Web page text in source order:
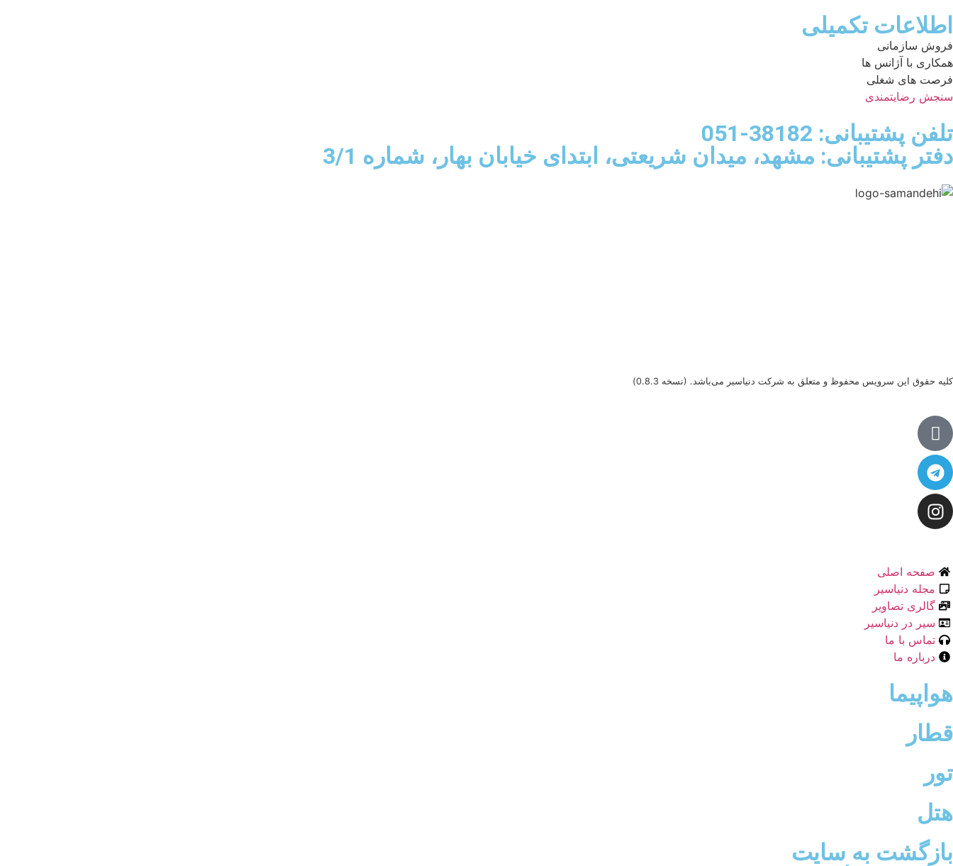
اطلاعات تکمیلی
فروش سازمانی
همکاری با آژانس ها
فرصت های شغلی
سنجش رضایتمندی
تلفن پشتیبانی: 38182-051
دفتر پشتیبانی: مشهد، میدان شریعتی، ابتدای خیابان بهار، شماره 3/1
کلیه حقوق این سرویس محفوظ و متعلق به شرکت دنیاسیر می‌باشد. (نسخه 0.8.3)
صفحه اصلی
مجله دنیاسیر
گالری تصاویر
سیر در دنیاسیر
تماس با ما
درباره ما
هواپیما
قطار
تور
هتل
بازگشت به سایت